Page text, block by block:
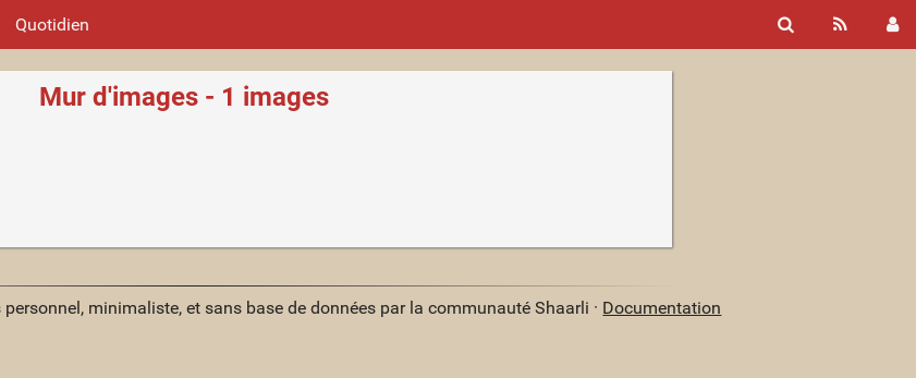
Quotidien
Mur d'images - 1 images
personnel, minimaliste, et sans base de données par la communauté Shaarli · Documentation